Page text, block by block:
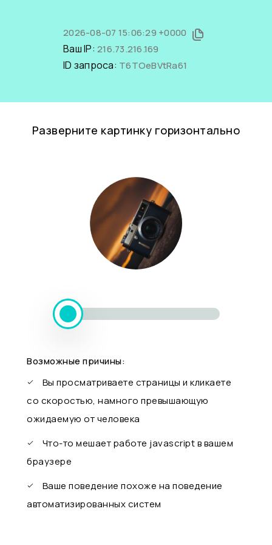
2026-08-07 15:06:29 +0000
Ваш IP: 216.73.216.169
ID запроса: T6TOeBVtRa61
Разверните картинку горизонтально
Возможные причины:
Вы просматриваете страницы и кликаете
со скоростью, намного превышающую
ожидаемую от человека
Что-то мешает работе javascript в вашем
браузере
Ваше поведение похоже на поведение
автоматизированных систем